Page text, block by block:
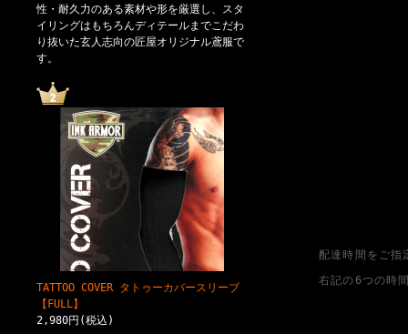
性・耐久力のある素材や形を厳選し、スタ
イリングはもちろんディテールまでこだわ
り抜いた玄人志向の匠屋オリジナル鳶服で
す。
TATTOO COVER タトゥーカバースリーブ
【FULL】
2,980円(税込)
配達時間をご指
右記の6つの時